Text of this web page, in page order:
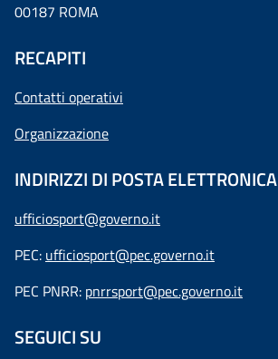
00187 ROMA
RECAPITI
Contatti operativi
Organizzazione
INDIRIZZI DI POSTA ELETTRONICA
ufficiosport@governo.it
PEC: ufficiosport@pec.governo.it
PEC PNRR: pnrrsport@pec.governo.it
SEGUICI SU